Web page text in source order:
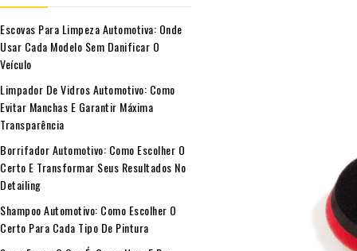
Escovas Para Limpeza Automotiva: Onde
Usar Cada Modelo Sem Danificar O
Veículo
Limpador De Vidros Automotivo: Como
Evitar Manchas E Garantir Máxima
Transparência
Borrifador Automotivo: Como Escolher O
Certo E Transformar Seus Resultados No
Detailing
Shampoo Automotivo: Como Escolher O
Certo Para Cada Tipo De Pintura